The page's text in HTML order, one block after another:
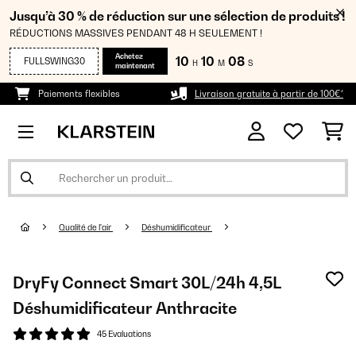
Jusqu’à 30 % de réduction sur une sélection de produits !
RÉDUCTIONS MASSIVES PENDANT 48 H SEULEMENT !
FULLSWING30
Achetez
maintenant
10 H 10 M 07 S
Paiements flexibles Livraison gratuite à partir de 100€*
Qualité de l'air Déshumidificateur
DryFy Connect Smart 30L/24h 4,5L
Déshumidificateur Anthracite
45 Evaluations